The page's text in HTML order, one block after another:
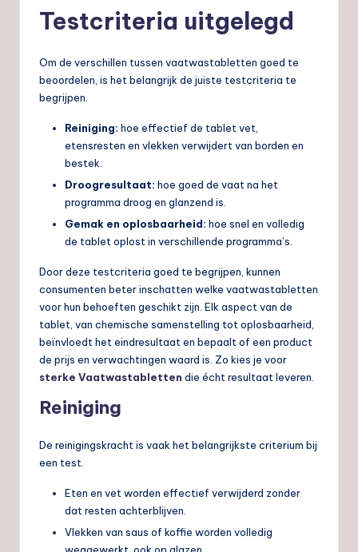
Testcriteria uitgelegd
Om de verschillen tussen vaatwastabletten goed te
beoordelen, is het belangrijk de juiste testcriteria te
begrijpen.
Reiniging: hoe effectief de tablet vet,
etensresten en vlekken verwijdert van borden en
bestek.
Droogresultaat: hoe goed de vaat na het
programma droog en glanzend is.
Gemak en oplosbaarheid: hoe snel en volledig
de tablet oplost in verschillende programma’s.
Door deze testcriteria goed te begrijpen, kunnen
consumenten beter inschatten welke vaatwastabletten
voor hun behoeften geschikt zijn. Elk aspect van de
tablet, van chemische samenstelling tot oplosbaarheid,
beïnvloedt het eindresultaat en bepaalt of een product
de prijs en verwachtingen waard is. Zo kies je voor
sterke Vaatwastabletten die écht resultaat leveren.
Reiniging
De reinigingskracht is vaak het belangrijkste criterium bij
een test.
Eten en vet worden effectief verwijderd zonder
dat resten achterblijven.
Vlekken van saus of koffie worden volledig